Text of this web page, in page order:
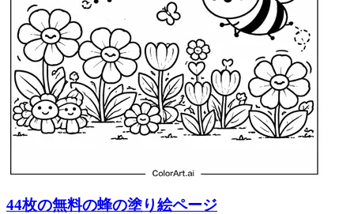
44枚の無料の蜂の塗り絵ページ